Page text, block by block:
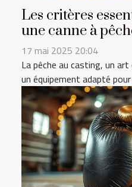
Les critères
une canne à
17 mai 2025 20:04
La pêche au casting, un
un équipement adapté